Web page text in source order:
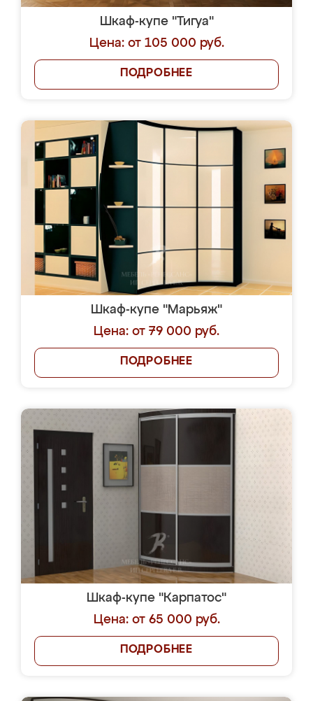
Шкаф-купе "Тигуа"
Цена: от 105 000 руб.
ПОДРОБНЕЕ
Шкаф-купе "Марьяж"
Цена: от 79 000 руб.
ПОДРОБНЕЕ
Шкаф-купе "Карпатос"
Цена: от 65 000 руб.
ПОДРОБНЕЕ